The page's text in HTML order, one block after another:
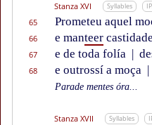
Stanza XVI Syllables
65 Prometeu aquel
66 e manteer castidade
67 e de toda folía |
68 e outrossí a moça |
Parade mentes óra...
Stanza XVII Syllables